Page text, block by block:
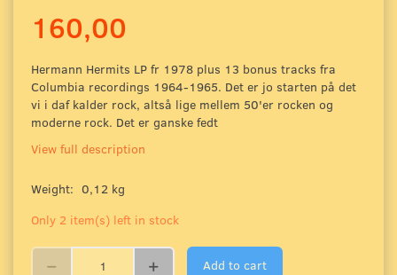
160,00
Hermann Hermits LP fr 1978 plus 13 bonus tracks fra
Columbia recordings 1964-1965. Det er jo starten på det
vi i daf kalder rock, altså lige mellem 50'er rocken og
moderne rock. Det er ganske fedt
View full description
Weight: 0,12 kg
Only 2 item(s) left in stock
Add to cart